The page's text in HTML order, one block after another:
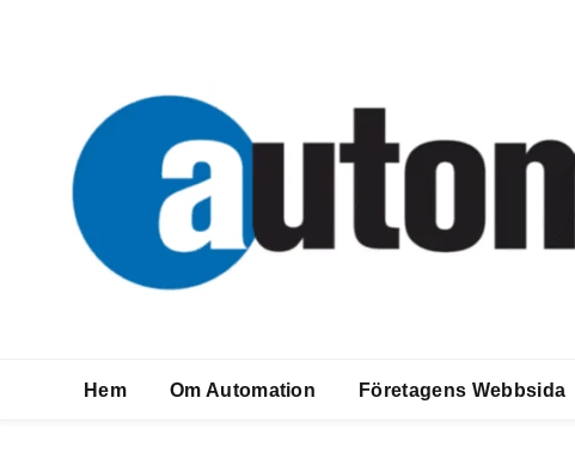
Hem Om Automation Företagens Webbsida